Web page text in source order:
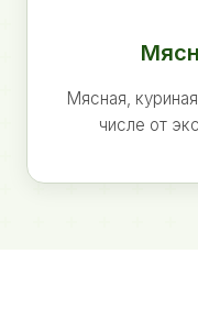
Мясная,
числе от